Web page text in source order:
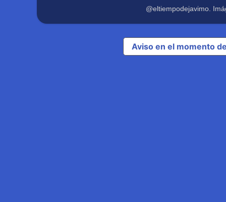
@eltiempodejavimo.
Aviso en el momento